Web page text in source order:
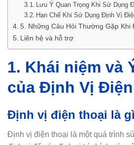
Lưu Ý Quan Trọng Khi Sử Dụng
Hạn Chế Khi Sử Dụng Định Vị
5. Những Câu Hỏi Thường Gặp Khi
Liên hệ và hỗ trợ
1. Khái niệm và
của Định Vị
Định vị điện thoại là
Định vị điện thoại là một quá trình